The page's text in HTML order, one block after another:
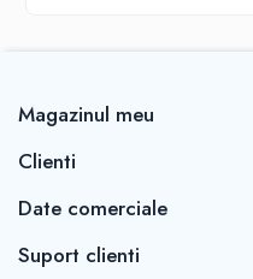
Magazinul meu
Clienti
Date comerciale
Suport clienti